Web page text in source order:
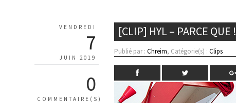
VENDREDI
7
JUIN 2019
0
COMMENTAIRE(S)
[CLIP] HYL – PARCE QUE !
Publié par :Chreim, Catégorie(s) :Clips